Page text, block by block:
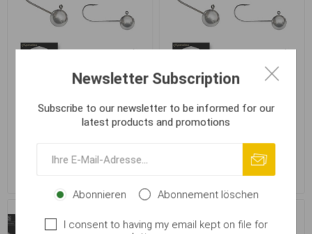
Jig hlavička Kamakatsu
Jig hlavička Kamakatsu
Extra MICRO #8 4.0g (3ks)
€ 2,02
Newsletter Subscription
Subscribe to our newsletter to be informed for our
latest products and promotions
Abonnieren Abonnement löschen
I consent to having my email kept on file for